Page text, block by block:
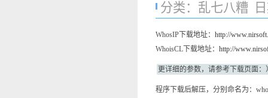
分类： 乱七八糟
WhosIP下载地址： http://
WhoisCL下载地址： http://
更详细的参数，请参考下载页面：
程序下载后解压，分别命名为：